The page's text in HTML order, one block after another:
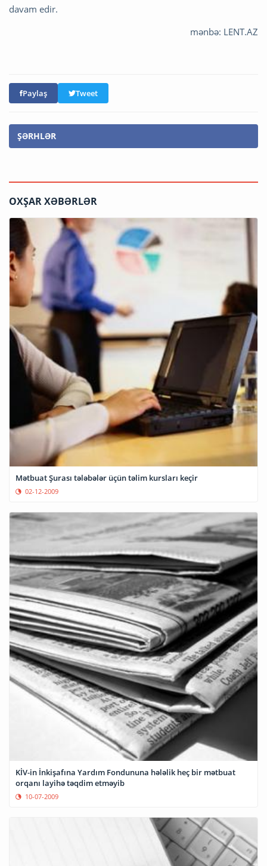
davam edir.
mənbə: LENT.AZ
Paylaş Tweet
ŞƏRHLƏR
OXŞAR XƏBƏRLƏR
Mətbuat Şurası tələbələr üçün təlim kursları keçir
02-12-2009
KİV-in İnkişafına Yardım Fondununa hələlik heç bir mətbuat
orqanı layihə təqdim etməyib
10-07-2009